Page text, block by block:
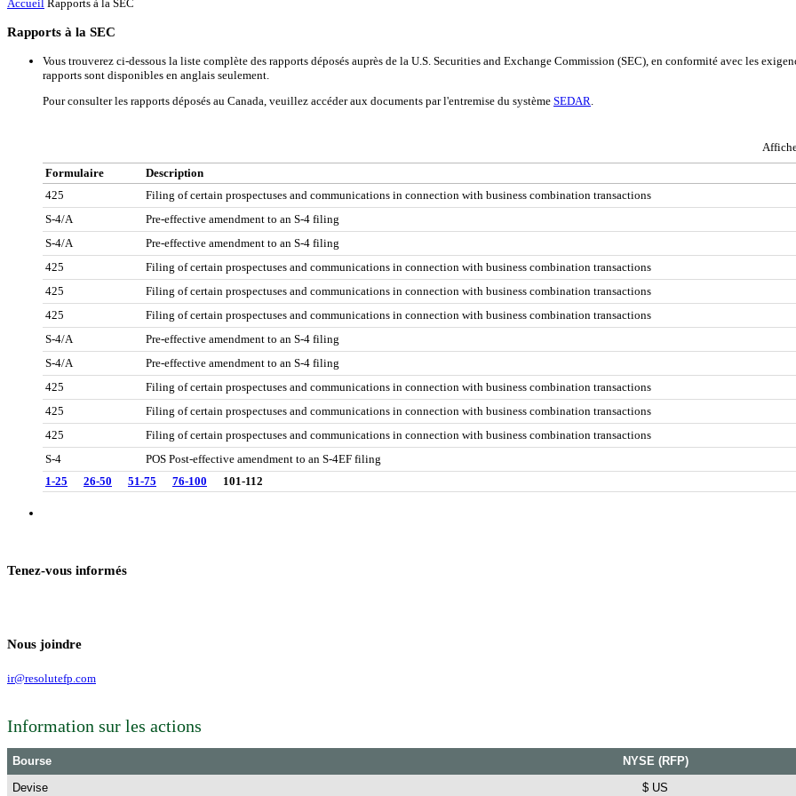
Accueil Rapports à la SEC
Rapports à la SEC
Vous trouverez ci-dessous la liste complète des rapports déposés auprès de la U.S. Securities and Exchange Commission (SEC), en conformité avec les
rapports sont disponibles en anglais seulement.
Pour consulter les rapports déposés au Canada, veuillez accéder aux documents par l'entremise du système SEDAR
Formulaire
Description
425
Filing of certain prospectuses and communications in connection with business combination transactions
S-4/A
Pre-effective amendment to an S-4 filing
S-4/A
Pre-effective amendment to an S-4 filing
425
Filing of certain prospectuses and communications in connection with business combination transactions
425
Filing of certain prospectuses and communications in connection with business combination transactions
425
Filing of certain prospectuses and communications in connection with business combination transactions
S-4/A
Pre-effective amendment to an S-4 filing
S-4/A
Pre-effective amendment to an S-4 filing
425
Filing of certain prospectuses and communications in connection with business combination transactions
425
Filing of certain prospectuses and communications in connection with business combination transactions
425
Filing of certain prospectuses and communications in connection with business combination transactions
S-4
POS Post-effective amendment to an S-4EF filing
1-25
26-50 51-75 76-100 101-112
Tenez-vous informés
Nous joindre
ir@resolutefp.com
Information sur les actions
Bourse NYSE (RFP)
Devise
$ US